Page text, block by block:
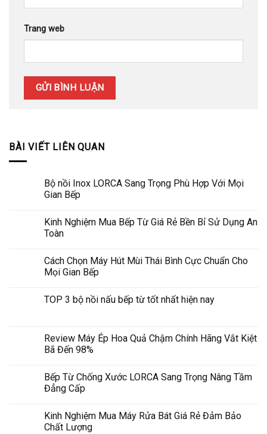
Trang web
BÀI VIẾT LIÊN QUAN
Bộ nồi Inox LORCA Sang Trọng Phù Hợp Với Mọi
Gian Bếp
Kinh Nghiệm Mua Bếp Từ Giá Rẻ Bền Bỉ Sử Dụng An
Toàn
Cách Chọn Máy Hút Mùi Thái Bình Cực Chuẩn Cho
Mọi Gian Bếp
TOP 3 bộ nồi nấu bếp từ tốt nhất hiện nay
Review Máy Ép Hoa Quả Chậm Chính Hãng Vắt Kiệt
Bã Đến 98%
Bếp Từ Chống Xước LORCA Sang Trọng Nâng Tầm
Đẳng Cấp
Kinh Nghiệm Mua Máy Rửa Bát Giá Rẻ Đảm Bảo
Chất Lượng